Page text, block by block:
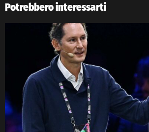
Potrebbero interessarti